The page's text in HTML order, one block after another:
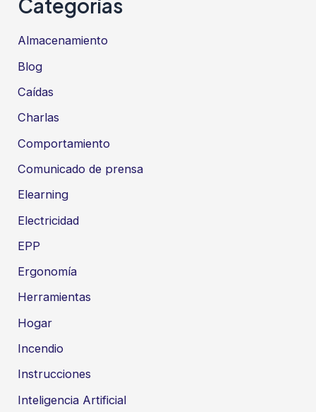
Categorías
Almacenamiento
Blog
Caídas
Charlas
Comportamiento
Comunicado de prensa
Elearning
Electricidad
EPP
Ergonomía
Herramientas
Hogar
Incendio
Instrucciones
Inteligencia Artificial